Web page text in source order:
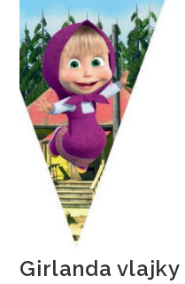
Girlanda vlajky